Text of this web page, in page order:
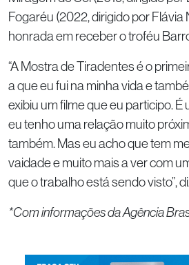
Fogaréu (2022, dirigido por Flávia
honrada em receber o troféu
“A Mostra de Tiradentes é o
a que eu fui na minha vida e
exibiu um filme que eu participo.
eu tenho uma relação muito
também. Mas eu acho que tem
vaidade e muito mais a ver com
que o trabalho está sendo visto”,
*Com informações da Agência